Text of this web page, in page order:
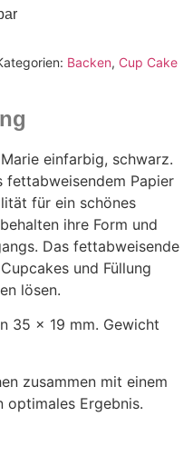
Backen, Cup Cake
einfarbig, schwarz.
fettabweisendem Papier
für ein schönes
ihre Form und
Das fettabweisende
und Füllung
lösen.
35 x 19 mm. Gewicht
zusammen mit einem
Ergebnis.